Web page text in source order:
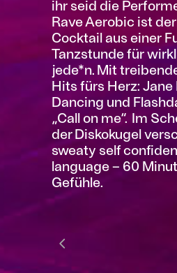
ihr seid die
Rave Aerobic ist
Cocktail aus einer
Tanzstunde für
jede*n. Mit
Hits fürs Herz: Jane
Dancing und
„Call on me“. Im
der Diskokugel
sweaty self
language – 60
Gefühle.